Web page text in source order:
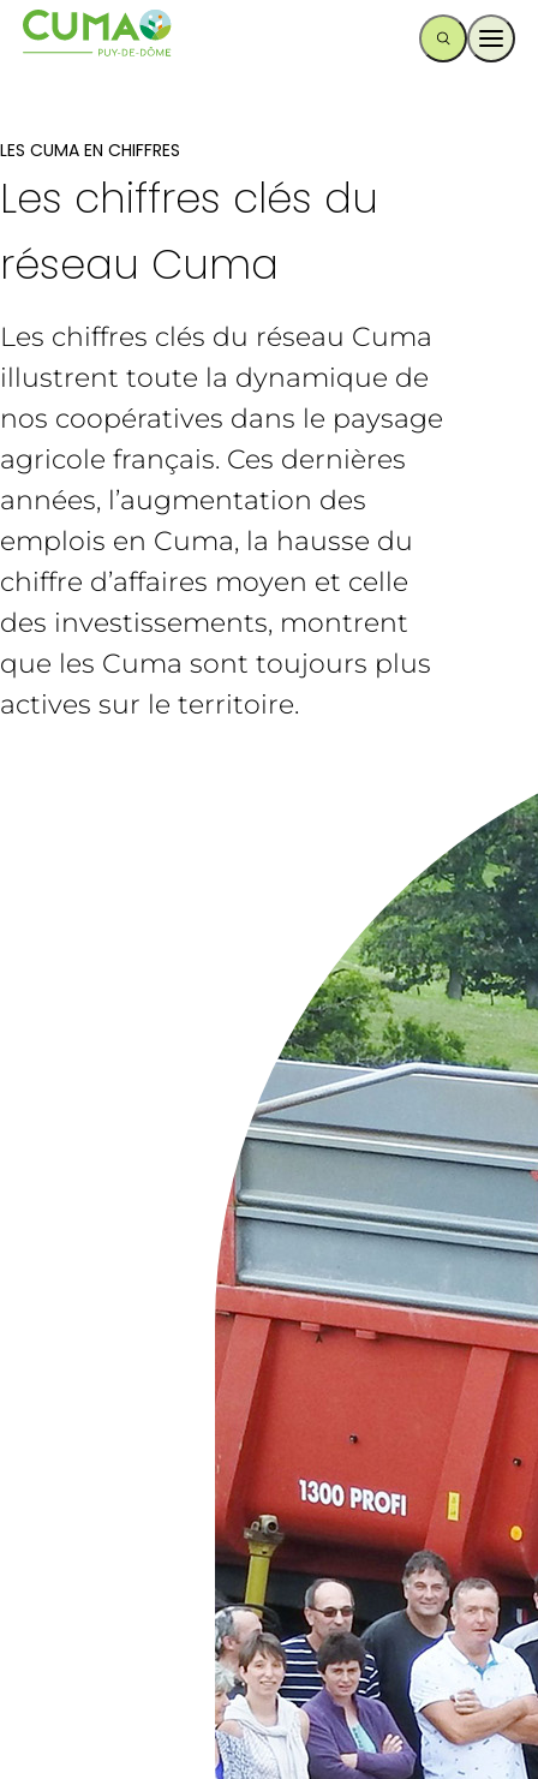
LES CUMA EN CHIFFRES
Les chiffres clés du
réseau Cuma
Les chiffres clés du réseau Cuma
illustrent toute la dynamique de
nos coopératives dans le paysage
agricole français. Ces dernières
années, l’augmentation des
emplois en Cuma, la hausse du
chiffre d’affaires moyen et celle
des investissements, montrent
que les Cuma sont toujours plus
actives sur le territoire.